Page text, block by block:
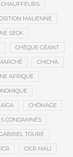
CHAUFFEURS
MALIENNE
SECK
CHÈQUE GÉANT
CHICHA
AFRIQUE
CHÔMAGE
CONDAMNÉS
TOURÉ
CICR MALI